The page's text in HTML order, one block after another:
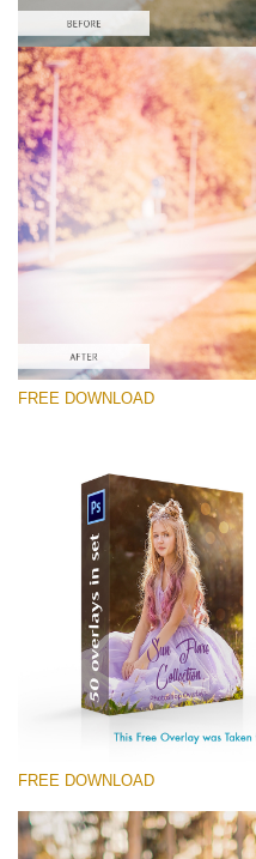
Free PNG Overlay #3
Small 800*533px
(50 Overlays)
Large 6000*4000px
Entire Collection
(1783 Overlays)
Large 6000*4000px
Free
FREE DOWNLOAD
FREE DOWNLOAD